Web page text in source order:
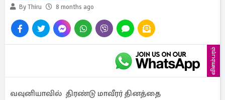
By Thiru
8 months ago
விளம்பரம்
வவுனியாவில் திரண்டு மாவீரர் தினத்தை